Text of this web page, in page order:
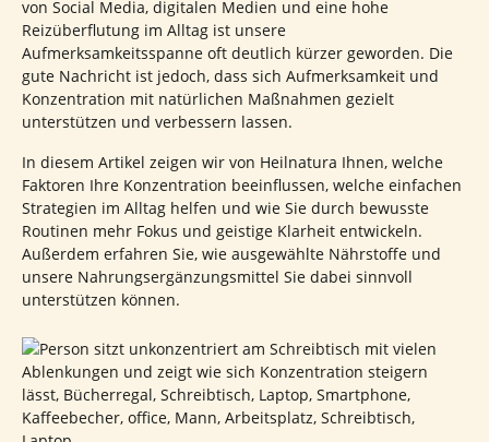
von Social Media, digitalen Medien und eine hohe
Reizüberflutung im Alltag ist unsere
Aufmerksamkeitsspanne oft deutlich kürzer geworden. Die
gute Nachricht ist jedoch, dass sich Aufmerksamkeit und
Konzentration mit natürlichen Maßnahmen gezielt
unterstützen und verbessern lassen.
In diesem Artikel zeigen wir von Heilnatura Ihnen, welche
Faktoren Ihre Konzentration beeinflussen, welche einfachen
Strategien im Alltag helfen und wie Sie durch bewusste
Routinen mehr Fokus und geistige Klarheit entwickeln.
Außerdem erfahren Sie, wie ausgewählte Nährstoffe und
unsere Nahrungsergänzungsmittel Sie dabei sinnvoll
unterstützen können.